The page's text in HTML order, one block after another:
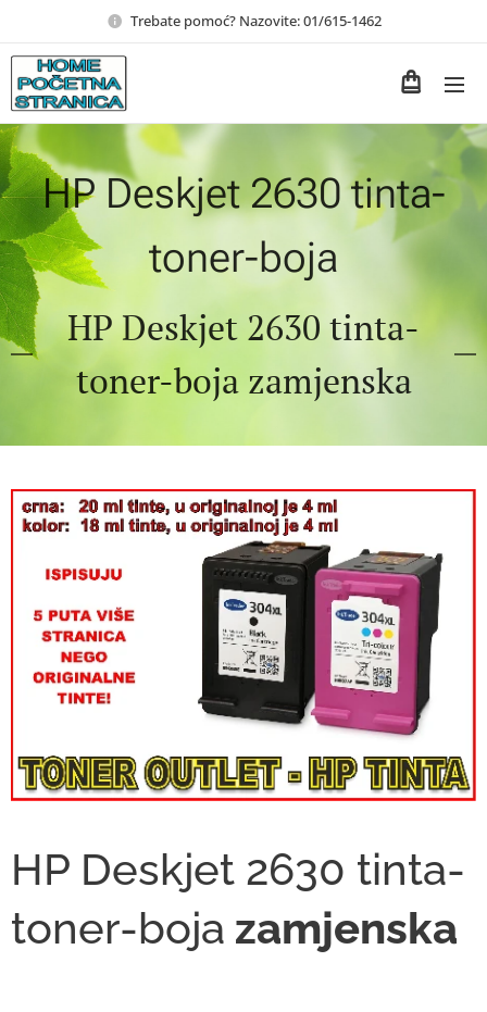
Trebate pomoć? Nazovite: 01/615-1462
HP Deskjet 2630 tinta-
toner-boja
HP Deskjet 2630 tinta-
toner-boja zamjenska
HP Deskjet 2630 tinta-
toner-boja zamjenska